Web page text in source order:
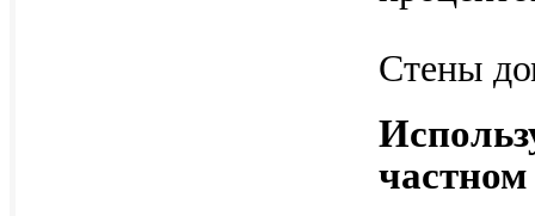
Стены
частном